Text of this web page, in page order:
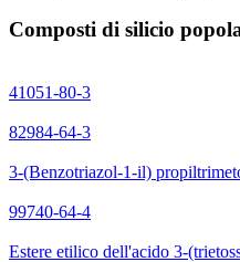
Composti di silicio
41051-80-3
82984-64-3
3-(Benzotriazol-1-il)
99740-64-4
Estere etilico dell'acido 3-